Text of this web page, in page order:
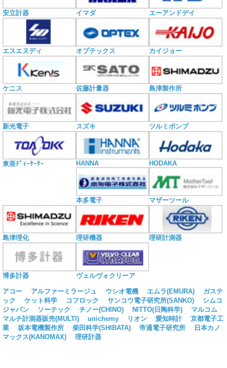
安立計器 イマダ エーアンドデイ
エスエヌディ オプテックス カイジョー
ケニス 佐藤計量器 島津製作所
新光電子 スズキ ツルミポンプ
東亜ﾃﾞｨｰｹｰｹｰ HANNA HODAKA
本多電子 マザーツール
島津理化 理研機器 理研計測器
博多計器 ヴェルヴォクリーア
アコー アルファーミラージュ ウシオ電機 エムラ(EMURA)
ガステ
ック
ケット科学 コフロック サンコウ電子研究所(SANKO)
シムコ
ジャパン
ソーテック チノー(CHINO) NITTO(日陶科学)
マルコム
マルチ計測器販売(MULTI)
unichemy リオン 愛知時計
京都電子工
業
坂本電機製作所 柴田科学(SHIBATA) 帝通電子研究所
日本カノ
マックス(KANOMAX)
理研計器